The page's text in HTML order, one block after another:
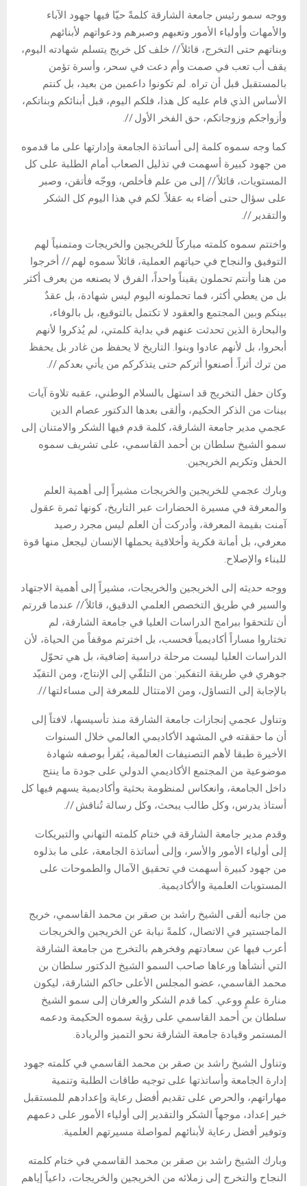
ووجه سمو رئيس جامعة الشارقة كلمةً حيّا فيها جهود الآباء
والأمهات وأولياء الأمور وتعبهم وصبرهم ودعواتهم لأبنائهم
وبناتهم حتى التخرج، قائلاً // خلف كل خريج يتسلم شهادته اليوم،
يقف أب تعب في صمت وأم دعت في سحر، وأسرة تؤمن
بالمستقبل قبل أن تراه. لم تكونوا داعمين من بعيد، بل كنتم
الأساس الذي قام عليه كل هذا، فلكم اليوم، قبل أبنائكم وبناتكم،
وأزواجكم وزوجاتكم، حق الفخر الأول //.
كما وجه سموه كلمة إلى أساتذة الجامعة وإدارتها على ما قدموه
من جهود كبيرة أسهمت في تذليل الصعاب أمام الطلبة على كل
المستويات، قائلاً // إلى من علم فأخلص، ووجّه فأتقن، وصبر
على سؤال حتى أضاء به عقلاً. لكم في هذا اليوم كل الشكر
والتقدير //.
واختتم سموه كلمته مباركاً للخريجين والخريجات ومتمنياً لهم
التوفيق والنجاح في حياتهم العملية، قائلاً سموه لهم // أخرجوا
من هنا وأنتم تحملون يقيناً واحداً، الفرق لا يصنعه من يعرف أكثر
بل من يعطي أكثر، فما تحملونه اليوم ليس شهادة، بل عقدٌ
بينكم وبين المجتمع والعقود لا تكتمل بالتوقيع، بل بالوفاء،
والبحارة الذين تحدثت عنهم في بداية كلمتي، لم يُذكروا لأنهم
أبحروا، بل لأنهم عادوا وبنوا. التاريخ لا يحفظ من غادر بل يحفظ
من ترك أثراً. أصنعوا أثركم حتى يتذكركم من يأتي بعدكم //.
وكان حفل التخريج قد استهل بالسلام الوطني، عقبه تلاوة آيات
بينات من الذكر الحكيم، وألقى بعدها الدكتور عصام الدين
عجمي مدير جامعة الشارقة، كلمة قدم فيها الشكر والامتنان إلى
سمو الشيخ سلطان بن أحمد القاسمي، على تشريف سموه
الحفل وتكريم الخريجين.
وبارك عجمي للخريجين والخريجات مشيراً إلى أهمية العلم
والمعرفة في مسيرة الحضارات عبر التاريخ، كونها ثمرة عقول
آمنت بقيمة المعرفة، وأدركت أن العلم ليس مجرد رصيد
معرفي، بل أمانة فكرية وأخلاقية يحملها الإنسان ليجعل منها قوة
للبناء والإصلاح.
ووجه حديثه إلى الخريجين والخريجات، مشيراً إلى أهمية الاجتهاد
والسير في طريق التخصص العلمي الدقيق، قائلاً // عندما قررتم
أن تلتحقوا ببرامج الدراسات العليا في جامعة الشارقة، لم
تختاروا مساراً أكاديمياً فحسب، بل اخترتم موقفاً من الحياة، لأن
الدراسات العليا ليست مرحلة دراسية إضافية، بل هي تحوّل
جوهري في طريقة التفكير: من التلقّي إلى الإنتاج، ومن التقيّد
بالإجابة إلى التساؤل، ومن الامتثال للمعرفة إلى مساءلتها //.
وتناول عجمي إنجازات جامعة الشارقة منذ تأسيسها، لافتاً إلى
أن ما حققته في المشهد الأكاديمي العالمي خلال السنوات
الأخيرة طبقا لأهم التصنيفات العالمية، يُقرأ بوصفه شهادة
موضوعية من المجتمع الأكاديمي الدولي على جودة ما ينتج
داخل الجامعة، وانعكاس لمنظومة بحثية وأكاديمية يسهم فيها كل
أستاذ يدرس، وكل طالب يبحث، وكل رسالة تُناقش //.
وقدم مدير جامعة الشارقة في ختام كلمته التهاني والتبريكات
إلى أولياء الأمور والأسر، وإلى أساتذة الجامعة، على ما بذلوه
من جهود كبيرة أسهمت في تحقيق الآمال والطموحات على
المستويات العلمية والأكاديمية.
من جانبه ألقى الشيخ راشد بن صقر بن محمد القاسمي، خريج
الماجستير في الاتصال، كلمةً نيابة عن الخريجين والخريجات
أعرب فيها عن سعادتهم وفخرهم بالتخرج من جامعة الشارقة
التي أنشأها ورعاها صاحب السمو الشيخ الدكتور سلطان بن
محمد القاسمي، عضو المجلس الأعلى حاكم الشارقة، ليكون
منارة علمٍ ووعي. كما قدم الشكر والعرفان إلى سمو الشيخ
سلطان بن أحمد القاسمي على رؤية سموه الحكيمة ودعمه
المستمر وقيادة جامعة الشارقة نحو التميز والريادة.
وتناول الشيخ راشد بن صقر بن محمد القاسمي في كلمته جهود
إدارة الجامعة وأساتذتها على توجيه طاقات الطلبة وتنمية
مهاراتهم، والحرص على تقديم أفضل رعاية وإعدادهم للمستقبل
خير إعداد، موجهاً الشكر والتقدير إلى أولياء الأمور على دعمهم
وتوفير أفضل رعاية لأبنائهم لمواصلة مسيرتهم العلمية.
وبارك الشيخ راشد بن صقر بن محمد القاسمي في ختام كلمته
النجاح والتخرج إلى زملائه من الخريجين والخريجات، داعياً إياهم